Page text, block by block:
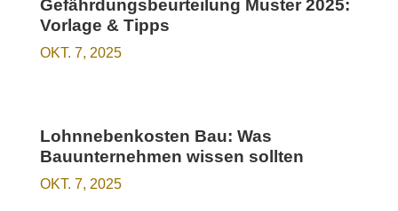
Gefährdungsbeurteilung Muster 2025:
Vorlage & Tipps
OKT. 7, 2025
Lohnnebenkosten Bau: Was
Bauunternehmen wissen sollten
OKT. 7, 2025